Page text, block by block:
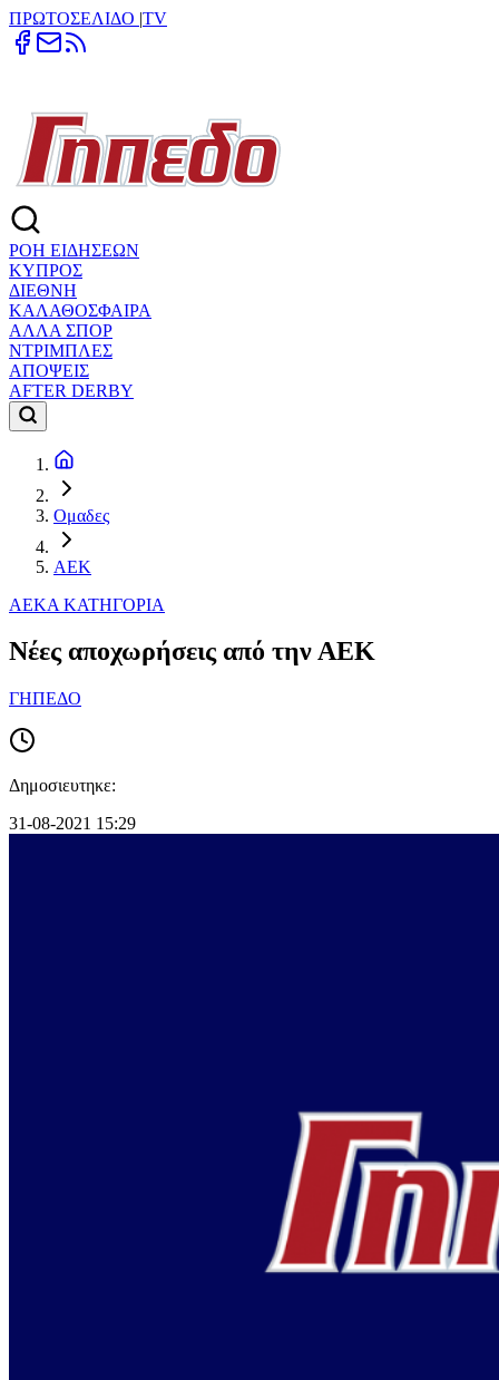
ΠΡΩΤΟΣΕΛΙΔΟ |TV
ΡΟΗ ΕΙΔΗΣΕΩΝ
ΚΥΠΡΟΣ
ΔΙΕΘΝΗ
ΚΑΛΑΘΟΣΦΑΙΡΑ
ΑΛΛΑ ΣΠΟΡ
ΝΤΡΙΜΠΛΕΣ
ΑΠΟΨΕΙΣ
AFTER DERBY
Ομαδες
ΑΕΚ
ΑΕΚΑ ΚΑΤΗΓΟΡΙΑ
Nέες αποχωρήσεις από την ΑΕΚ
ΓΗΠΕΔΟ
Δημοσιευτηκε:
31-08-2021 15:29